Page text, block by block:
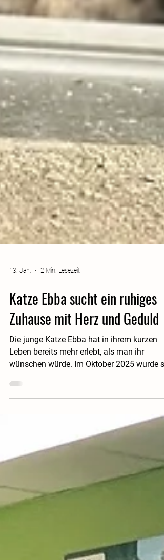
13. Jan. 2 Min. Lesezeit
Katze Ebba sucht ein ruhiges
Zuhause mit Herz und Geduld
Die junge Katze Ebba hat in ihrem kurzen
Leben bereits mehr erlebt, als man ihr
gemeinsam mit drei weiteren Katzen in
Kaninchenkäfig ausgesetzt aufgefunden.
Eng zusammengedrängt und schutzlos
Schicksal überlassen, war dieser Fund ein
trauriges Beispiel dafür, wie schnell Tiere zu
Wegwerfobjekten werden können. Ebba
wurde vermutlich im Januar 2025 geboren
und war damit selbst noch ein halbes